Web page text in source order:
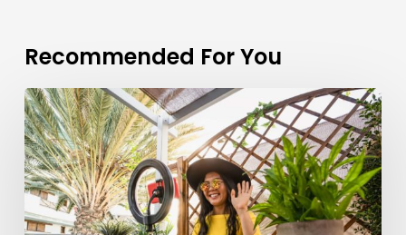
Recommended For You